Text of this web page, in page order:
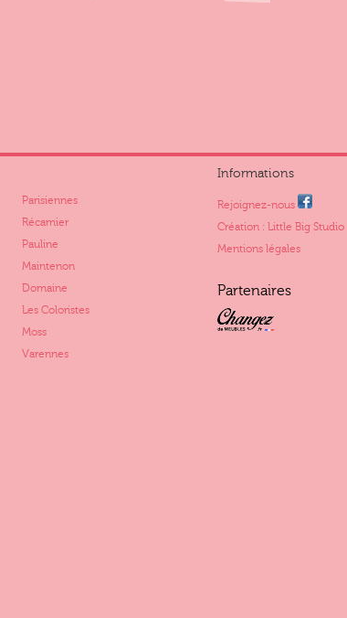
Parisiennes
Récamier
Pauline
Maintenon
Domaine
Les Coloristes
Moss
Varennes
Informations
Rejoignez-nous
Création : Little Big Studio
Mentions légales
Partenaires